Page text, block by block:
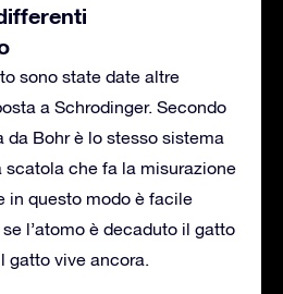
sono state date altre
a Schrodinger. Secondo
da Bohr è lo stesso sistema
scatola che fa la misurazione
in questo modo è facile
l’atomo è decaduto il gatto
gatto vive ancora.